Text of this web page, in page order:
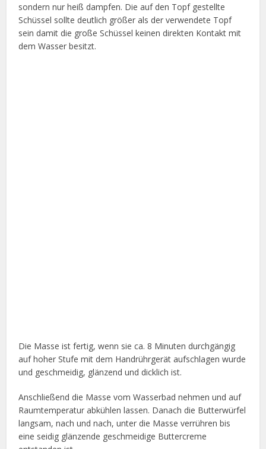
sondern nur heiß dampfen. Die auf den Topf gestellte
Schüssel sollte deutlich größer als der verwendete Topf
sein damit die große Schüssel keinen direkten Kontakt mit
dem Wasser besitzt.
Die Masse ist fertig, wenn sie ca. 8 Minuten durchgängig
auf hoher Stufe mit dem Handrührgerät aufschlagen wurde
und geschmeidig, glänzend und dicklich ist.
Anschließend die Masse vom Wasserbad nehmen und auf
Raumtemperatur abkühlen lassen. Danach die Butterwürfel
langsam, nach und nach, unter die Masse verrühren bis
eine seidig glänzende geschmeidige Buttercreme